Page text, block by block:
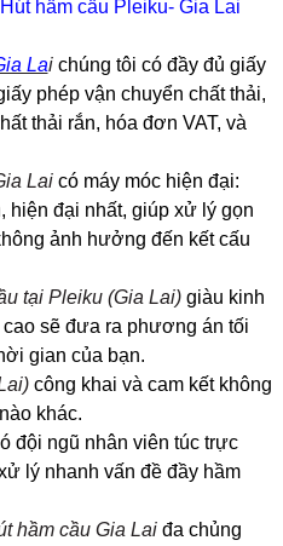
hầm cầu Pleiku- Gia Lai
Laichúng tôi có đầy đủ giấy
phép vận chuyển chất thải,
thải rắn, hóa đơn VAT, và
Laicó máy móc hiện đại:
hiện đại nhất, giúp xử lý gọn
ảnh hưởng đến kết cấu
tại Pleiku (Gia Lai)giàu kinh
sẽ đưa ra phương án tối
gian của bạn.
công khai và cam kết không
khác.
đội ngũ nhân viên túc trực
lý nhanh vấn đề đầy hầm
hầm cầu Gia Laiđa chủng